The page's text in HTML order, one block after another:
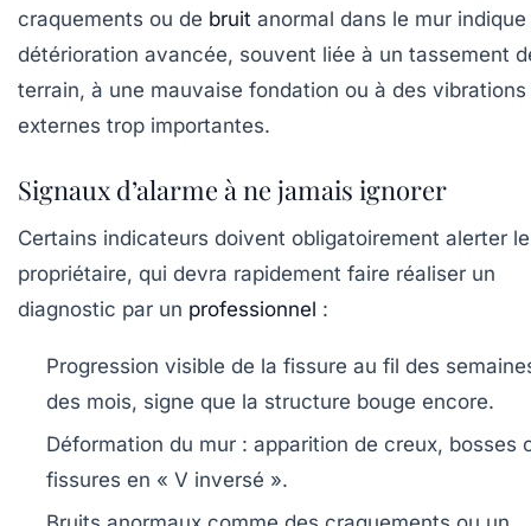
craquements ou de bruit anormal dans le mur indique
détérioration avancée, souvent liée à un tassement
terrain, à une mauvaise fondation ou à des vibrations
externes trop importantes.
Signaux d’alarme à ne jamais ignorer
Certains indicateurs doivent obligatoirement alerter le
propriétaire, qui devra rapidement faire réaliser un
diagnostic par un professionnel :
Progression visible de la fissure au fil des
des mois, signe que la structure bouge encore.
Déformation du mur : apparition de creux, bosses
fissures en « V inversé ».